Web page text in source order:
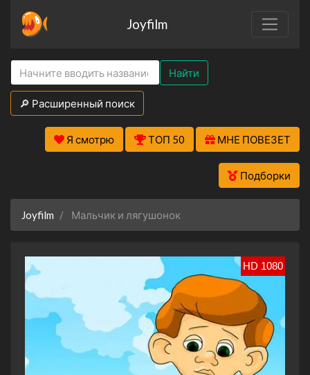
Joyfilm
Найти
🔎 Расширенный поиск
Я смотрю ТОП 50 МНЕ ПОВЕЗЕТ
Подборки
Joyfilm Мальчик и лягушонок
HD 1080